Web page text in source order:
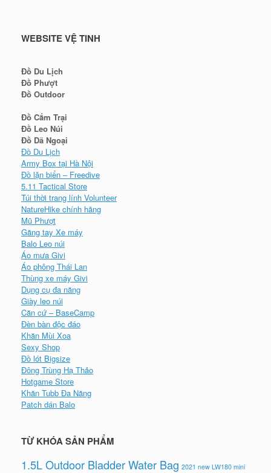
WEBSITE VỆ TINH
Đồ Du Lịch
Đồ Phượt
Đồ Outdoor
Đồ Cắm Trại
Đồ Leo Núi
Đồ Dã Ngoại
Đồ Du Lịch
Army Box tại Hà Nội
Đồ lặn biển – Freedive
5.11 Tactical Store
Túi thời trang lính Volunteer
NatureHike chính hãng
Mũ Phượt
Găng tay Xe máy
Balo Leo núi
Áo mưa Givi
Áo phông Thái Lan
Thùng xe máy Givi
Dụng cụ đa năng
Giày leo núi
Căn cứ – BaseCamp
Đèn bàn độc đáo
Khăn Mùi Xoa
Sexy Shop
Đồ lót Bigsize
Đông Trùng Hạ Thảo
Hotgame Store
Khăn Tubb Đa Năng
Patch dán Balo
TỪ KHÓA SẢN PHẨM
1.5L Outdoor Bladder Water Bag 2021 new LW180 mini